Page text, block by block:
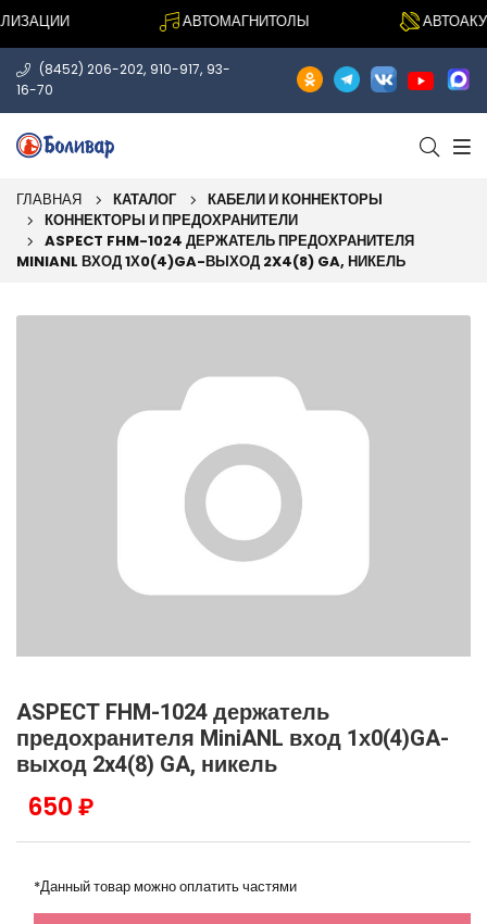
АВТОМАГНИТОЛЫ
(8452) 206-202, 910-917, 93-
16-70
ГЛАВНАЯ КАТАЛОГ
КАБЕЛИ И КОННЕКТОРЫ
КОННЕКТОРЫ И ПРЕДОХРАНИТЕЛИ
ASPECT FHM-1024 ДЕРЖАТЕЛЬ ПРЕДОХРАНИТЕЛЯ
MINIANL ВХОД 1Х0(4)GA-ВЫХОД 2X4(8) GA, НИКЕЛЬ
ASPECT FHM-1024 держатель
предохранителя MiniANL вход 1х0(4)GA-
выход 2x4(8) GA, никель
650 ₽
*Данный товар можно оплатить частями